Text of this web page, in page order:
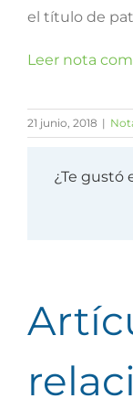
el título de
Leer nota
21 junio, 2018 |
¿Te gustó